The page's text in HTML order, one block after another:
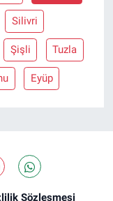
Silivri
Şişli Tuzla
Eyüp
Sözleşmesi